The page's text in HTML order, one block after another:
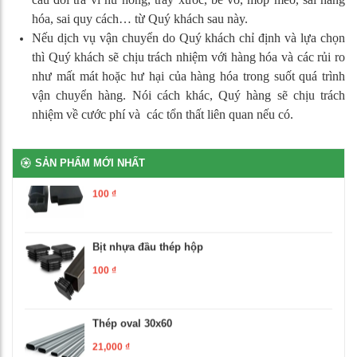
hóa, sai quy cách… từ Quý khách sau này.
Nếu dịch vụ vận chuyển do Quý khách chỉ định và lựa chọn
thì Quý khách sẽ chịu trách nhiệm với hàng hóa và các rủi ro
như mất mát hoặc hư hại của hàng hóa trong suốt quá trình
vận chuyển hàng. Nói cách khác, Quý hàng sẽ chịu trách
nhiệm về cước phí và các tổn thất liên quan nếu có.
SẢN PHẨM MỚI NHẤT
Bàn ghế bán trú rời gỗ tự nhiên phủ vernia
Bịt nhựa chân oval
Bịt nhựa móng ngựa chữ L
100₫
100
21,000